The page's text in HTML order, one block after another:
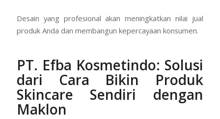
Desain yang profesional akan meningkatkan nilai jual
produk Anda dan membangun kepercayaan konsumen.
PT. Efba Kosmetindo: Solusi
dari Cara Bikin Produk
Skincare Sendiri dengan
Maklon